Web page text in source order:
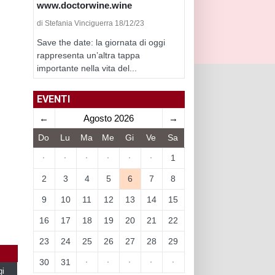
www.doctorwine.wine
di Stefania Vinciguerra 18/12/23
Save the date: la giornata di oggi
rappresenta un’altra tappa
importante nella vita del...
EVENTI
← Agosto 2026 →
Do Lu Ma Me Gi Ve Sa
· · · · · · 1
2 3 4 5 6 7 8
9 10 11 12 13 14 15
16 17 18 19 20 21 22
23 24 25 26 27 28 29
30 31 · · · · ·